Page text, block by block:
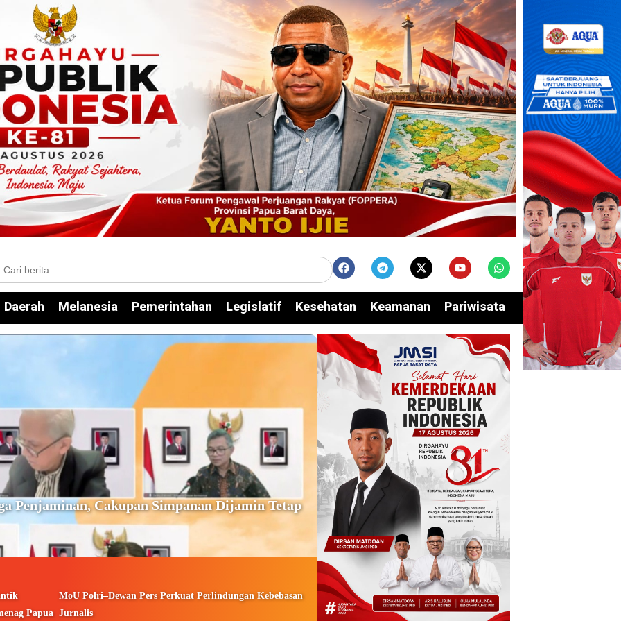
Daerah Melanesia Pemerintahan Legislatif Kesehatan Keamanan Pariwisata Edukasi
Penjaminan, Cakupan Simpanan Dijamin Tetap
Papua
MoU Polri–Dewan Pers Perkuat Perlindungan Kebebasan
Jurnalis